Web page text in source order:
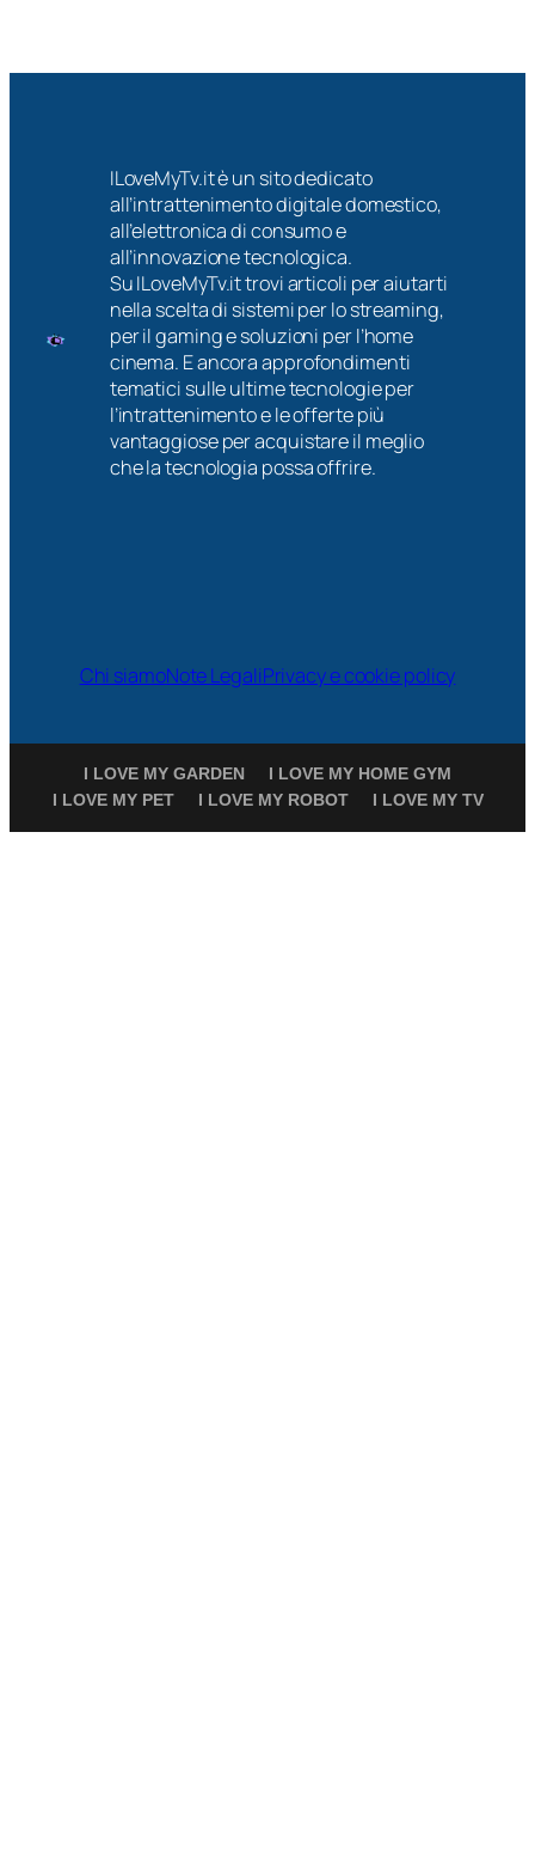
ILoveMyTv.it è un sito dedicato
all’intrattenimento digitale domestico,
all’elettronica di consumo e
all’innovazione tecnologica.
Su ILoveMyTv.it trovi articoli per aiutarti
nella scelta di sistemi per lo streaming,
per il gaming e soluzioni per l’home
cinema. E ancora approfondimenti
tematici sulle ultime tecnologie per
l’intrattenimento e le offerte più
vantaggiose per acquistare il meglio
che la tecnologia possa offrire.
Chi siamoNote LegaliPrivacy e cookie policy
I LOVE MY GARDEN
I LOVE MY HOME GYM
I LOVE MY PET
I LOVE MY ROBOT I LOVE MY TV